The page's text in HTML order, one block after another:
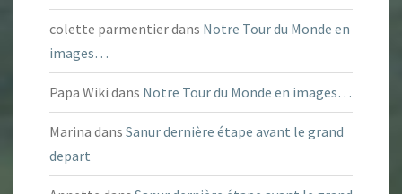
colette parmentierdans Notre Tour du Monde en
images…
Papa Wiki dans Notre Tour du Monde en images…
Marina dans Sanur dernière étape avant le grand
depart